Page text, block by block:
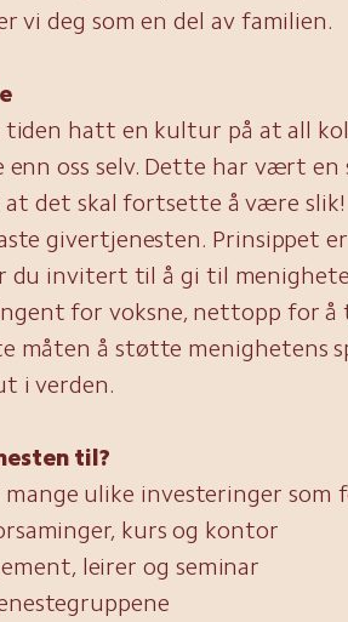
vi deg som en del av familien.
tiden hatt en kultur på at all
oss selv. Dette har vært en
at det skal fortsette å være
givertjenesten. Prinsippet
du invitert til å gi til
for voksne, nettopp for å
måten å støtte menighetens
i verden.
til?
ulike investeringer som
kurs og kontor
leirer og seminar